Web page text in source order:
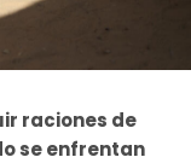
raciones de
se enfrentan